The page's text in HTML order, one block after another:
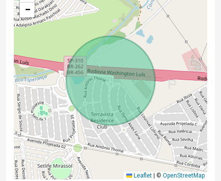
−
Leaflet © OpenStreetMap